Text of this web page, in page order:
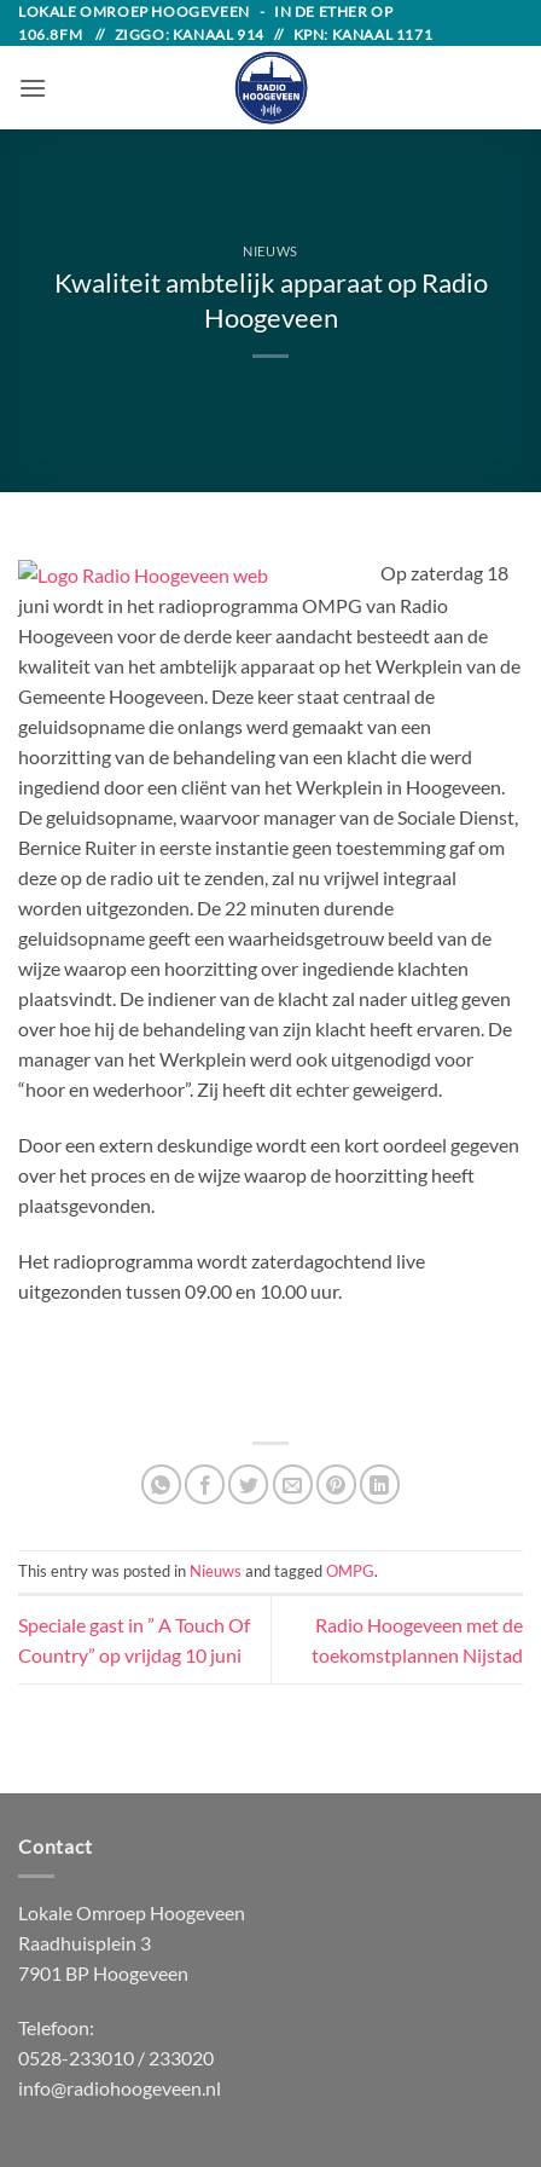
Skip
to
content
LOKALE OMROEP HOOGEVEEN - IN DE ETHER OP
106.8FM // ZIGGO: KANAAL 914 // KPN: KANAAL 1171
NIEUWS
Kwaliteit ambtelijk apparaat op Radio
Hoogeveen
Op zaterdag 18
juni wordt in het radioprogramma OMPG van Radio
Hoogeveen voor de derde keer aandacht besteedt aan de
kwaliteit van het ambtelijk apparaat op het Werkplein van de
Gemeente Hoogeveen. Deze keer staat centraal de
geluidsopname die onlangs werd gemaakt van een
hoorzitting van de behandeling van een klacht die werd
ingediend door een cliënt van het Werkplein in Hoogeveen.
De geluidsopname, waarvoor manager van de Sociale Dienst,
Bernice Ruiter in eerste instantie geen toestemming gaf om
deze op de radio uit te zenden, zal nu vrijwel integraal
worden uitgezonden. De 22 minuten durende
geluidsopname geeft een waarheidsgetrouw beeld van de
wijze waarop een hoorzitting over ingediende klachten
plaatsvindt. De indiener van de klacht zal nader uitleg geven
over hoe hij de behandeling van zijn klacht heeft ervaren. De
manager van het Werkplein werd ook uitgenodigd voor
“hoor en wederhoor”. Zij heeft dit echter geweigerd.
Door een extern deskundige wordt een kort oordeel gegeven
over het proces en de wijze waarop de hoorzitting heeft
plaatsgevonden.
Het radioprogramma wordt zaterdagochtend live
uitgezonden tussen 09.00 en 10.00 uur.
This entry was posted in Nieuws and taggedOMPG.
Speciale gast in ” A Touch Of
Country” op vrijdag 10 juni
Radio Hoogeveen met de
toekomstplannen Nijstad
Contact
Lokale Omroep Hoogeveen
Raadhuisplein 3
7901 BP Hoogeveen
Telefoon:
0528-233010 / 233020
info@radiohoogeveen.nl